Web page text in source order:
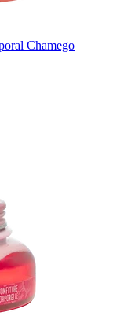
Chamego